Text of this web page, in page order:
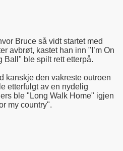
Bruce så vidt startet med
avbrøt, kastet han inn "I’m On
Ball" ble spilt rett etterpå.
kanskje den vakreste outroen
etterfulgt av en nydelig
ble "Long Walk Home" igjen
my country".